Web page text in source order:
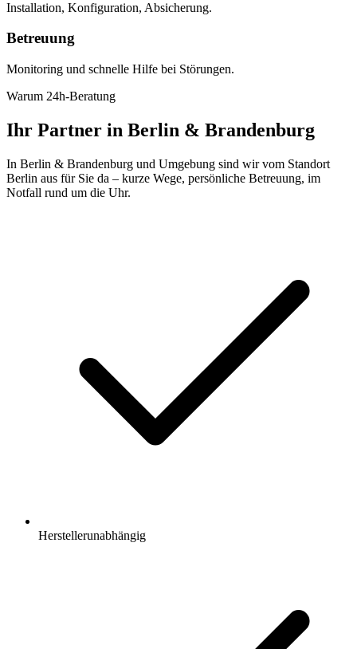
Installation, Konfiguration, Absicherung.
Betreuung
Monitoring und schnelle Hilfe bei Störungen.
Warum 24h-Beratung
Ihr Partner in Berlin & Brandenburg
In Berlin & Brandenburg und Umgebung sind wir vom Standort
Berlin aus für Sie da – kurze Wege, persönliche Betreuung, im
Notfall rund um die Uhr.
Herstellerunabhängig